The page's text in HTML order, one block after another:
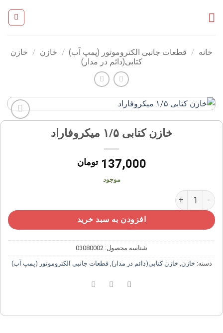
خانه / قطعات جانبی الکتروموتور (پمپ آب) / خازن / خازن
کتابی(دائم در مدار)
خازن کتابی ۱/۵ میکروفاراد
137,000 تومان
موجود
خازن کتابی ۱/۵ میکروفاراد عدد
افزودن به سبد خرید
شناسه محصول: 03080002
دسته: خازن خازن کتابی(دائم در مدار) ,قطعات جانبی الکتروموتور (پمپ آب)